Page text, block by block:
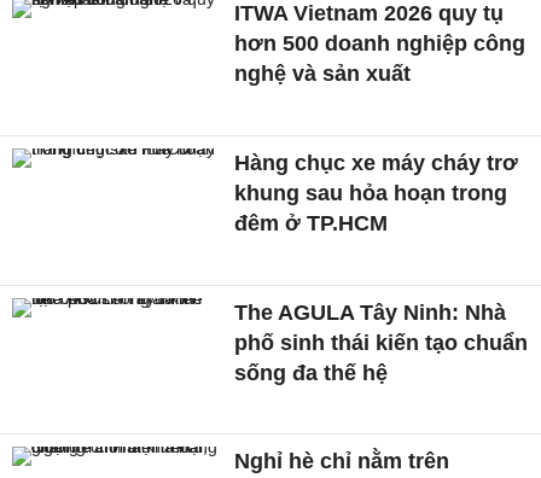
ITWA Vietnam 2026 quy tụ
hơn 500 doanh nghiệp công
nghệ và sản xuất
Hàng chục xe máy cháy trơ
khung sau hỏa hoạn trong
đêm ở TP.HCM
The AGULA Tây Ninh: Nhà
phố sinh thái kiến tạo chuẩn
sống đa thế hệ
Nghỉ hè chỉ nằm trên